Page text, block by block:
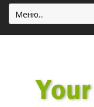
Меню...